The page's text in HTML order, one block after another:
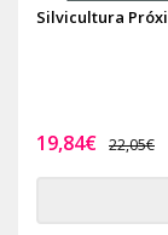
Silvicultura
19,84€ 22,05€